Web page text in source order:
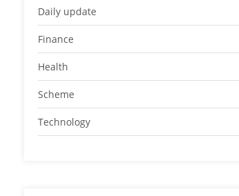
Daily update
Finance
Health
Scheme
Technology